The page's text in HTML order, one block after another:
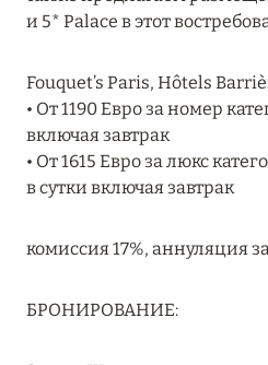
MANDARIN ORIENTAL
NOVEMBER
Подробнее
13 мая 2025
DUBAI AT JUMEIRAH
и 5* Palace в этот
Fouquet’s Paris, Hôtels
• От 1190 Евро за номер
включая завтрак
• От 1615 Евро за люкс
в сутки включая завтрак
комиссия 17%, аннуляция
БРОНИРОВАНИЕ: